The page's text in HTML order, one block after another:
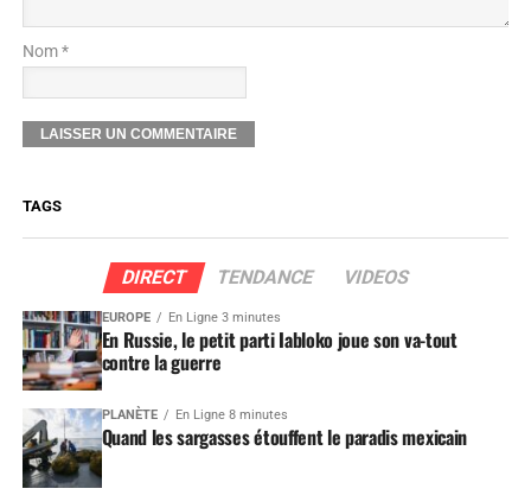
Nom *
TAGS
DIRECT TENDANCE VIDEOS
EUROPE En Ligne 3 minutes
En Russie, le petit parti Iabloko joue son va-tout
contre la guerre
PLANÈTE En Ligne 8 minutes
Quand les sargasses étouffent le paradis mexicain